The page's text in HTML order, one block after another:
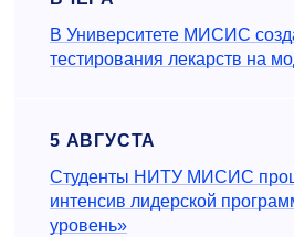
В Университете МИСИС
тестирования лекарств на
5 АВГУСТА
Студенты НИТУ МИСИС
интенсив лидерской
уровень»